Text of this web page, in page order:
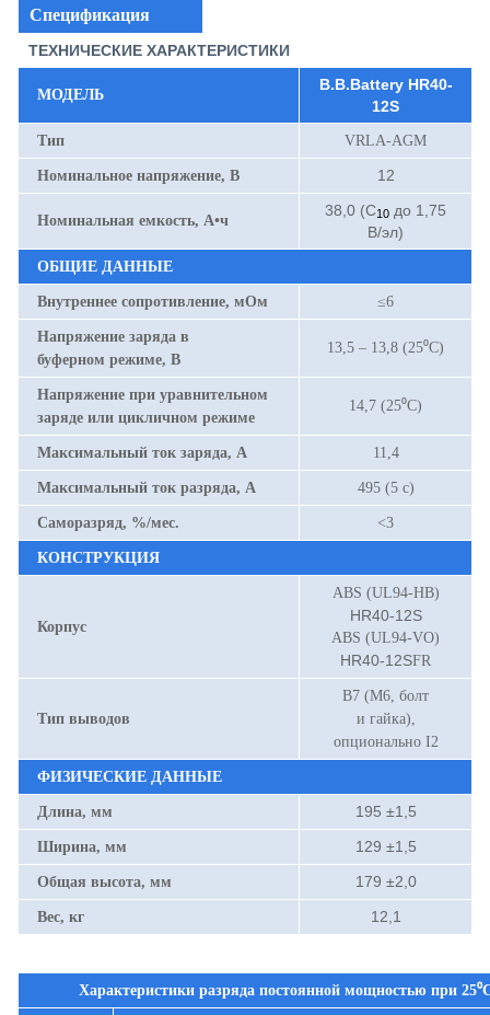
Спецификация
ТЕХНИЧЕСКИЕ ХАРАКТЕРИСТИКИ
МОДЕЛЬ
B.B.Battery HR40-
12S
Тип VRLA-AGM
Номинальное напряжение, В 12
Номинальная емкость, А•ч
38,0 (С10 до 1,75
В/эл)
ОБЩИЕ ДАННЫЕ
Внутреннее сопротивление, мОм ≤6
Напряжение заряда в
буферном режиме, В
13,5 – 13,8 (25⁰С)
Напряжение при уравнительном
заряде или цикличном режиме
14,7 (25⁰С)
Максимальный ток заряда, А 11,4
Максимальный ток разряда, А 495 (5 с)
Саморазряд, %/мес. <3
КОНСТРУКЦИЯ
Корпус
ABS (UL94-HB)
HR40-12S
ABS (UL94-VO)
HR40-12SFR
Тип выводов
B7 (М6, болт
и гайка),
опционально I2
ФИЗИЧЕСКИЕ ДАННЫЕ
Длина, мм 195 ±1,5
Ширина, мм 129 ±1,5
Общая высота, мм 179 ±2,0
Вес, кг 12,1
Характеристики разряда постоянной мощностью при